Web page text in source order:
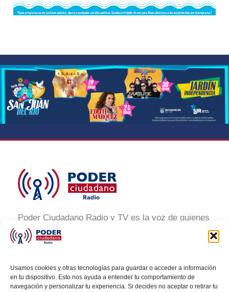
Usamos cookies y otras tecnologías para guardar o acceder a información
en tu dispositivo. Esto nos ayuda a entender tu comportamiento de
navegación y personalizar tu experiencia. Si decides no aceptar o retirar tu
Poder Ciudadano Radio y TV es la voz de quienes
buscan un México informado y participativo.
Nuestro compromiso es conectar con la
transformación social a través de noticias claras,
veraces y al alcance de todos.